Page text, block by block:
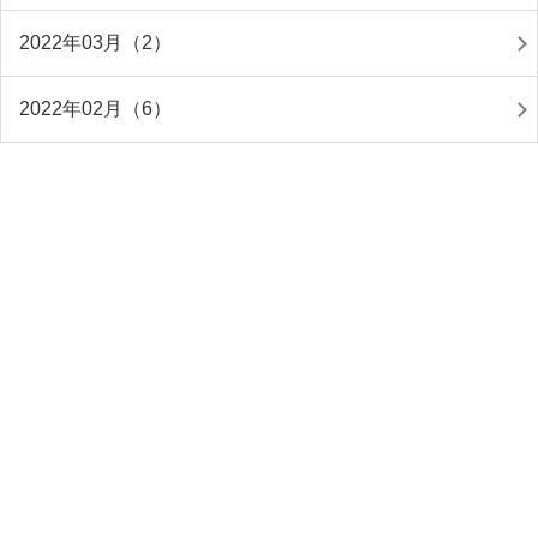
2022年03月（2）
2022年02月（6）